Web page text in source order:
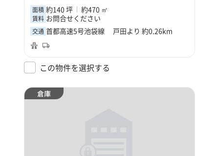
面積 約140 坪 約470 ㎡
賃料 お問合せください
交通 首都高速5号池袋線 戸田より 約0.26km
この物件を選択する
倉庫